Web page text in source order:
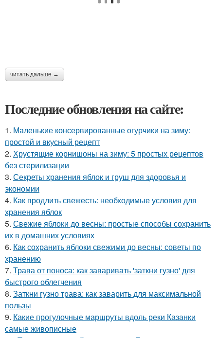
читать дальше →
Последние обновления на сайте:
1. Маленькие консервированные огурчики на зиму:
простой и вкусный рецепт
2. Хрустящие корнишоны на зиму: 5 простых рецептов
без стерилизации
3. Секреты хранения яблок и груш для здоровья и
экономии
4. Как продлить свежесть: необходимые условия для
хранения яблок
5. Свежие яблоки до весны: простые способы сохранить
их в домашних условиях
6. Как сохранить яблоки свежими до весны: советы по
хранению
7. Трава от поноса: как заваривать 'заткни гузно' для
быстрого облегчения
8. Заткни гузно трава: как заварить для максимальной
пользы
9. Какие прогулочные маршруты вдоль реки Казанки
самые живописные